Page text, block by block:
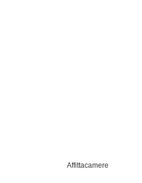
Affittacamere